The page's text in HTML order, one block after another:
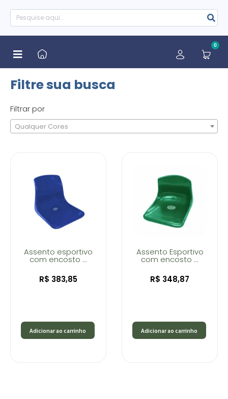
0
Filtre sua busca
Filtrar por
Qualquer Cores
Assento esportivo
com encosto ...
R$ 383,85
Adicionar ao carrinho
Assento Esportivo
com encosto ...
R$ 348,87
Adicionar ao carrinho